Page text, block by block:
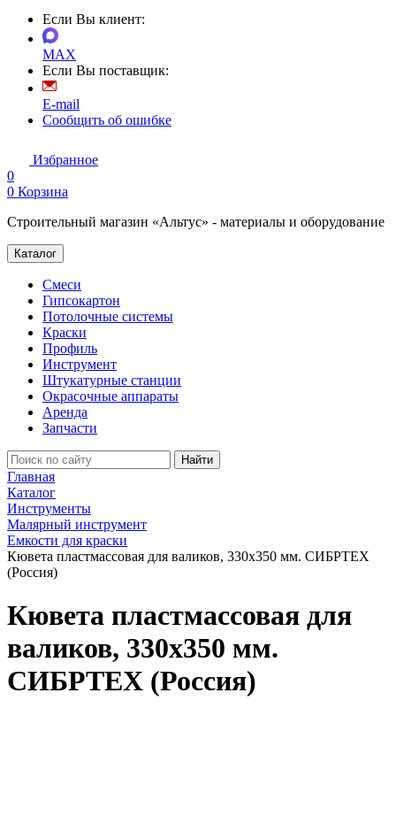
Если Вы клиент:
MAX
Если Вы поставщик:
E-mail
Сообщить об ошибке
Избранное
0
0 Корзина
Строительный магазин «Альтус» - материалы и оборудование
Каталог
Смеси
Гипсокартон
Потолочные системы
Краски
Профиль
Инструмент
Штукатурные станции
Окрасочные аппараты
Аренда
Запчасти
Найти
Главная
Каталог
Инструменты
Малярный инструмент
Емкости для краски
Кювета пластмассовая для валиков, 330x350 мм. СИБРТЕХ
(Россия)
Кювета пластмассовая для
валиков, 330x350 мм.
СИБРТЕХ (Россия)